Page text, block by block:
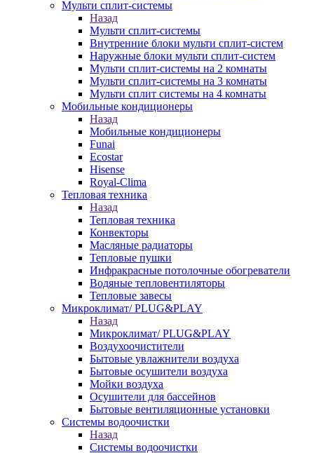
Мульти сплит-системы
Назад
Мульти сплит-системы
Внутренние блоки мульти сплит-систем
Наружные блоки мульти сплит-систем
Мульти сплит-системы на 2 комнаты
Мульти сплит-системы на 3 комнаты
Мульти сплит системы на 4 комнаты
Мобильные кондиционеры
Назад
Мобильные кондиционеры
Funai
Ecostar
Hisense
Royal-Clima
Тепловая техника
Назад
Тепловая техника
Конвекторы
Масляные радиаторы
Тепловые пушки
Инфракрасные потолочные обогреватели
Водяные тепловентиляторы
Тепловые завесы
Микроклимат/ PLUG&PLAY
Назад
Микроклимат/ PLUG&PLAY
Воздухоочистители
Бытовые увлажнители воздуха
Бытовые осушители воздуха
Мойки воздуха
Осушители для бассейнов
Бытовые вентиляционные установки
Системы водоочистки
Назад
Системы водоочистки